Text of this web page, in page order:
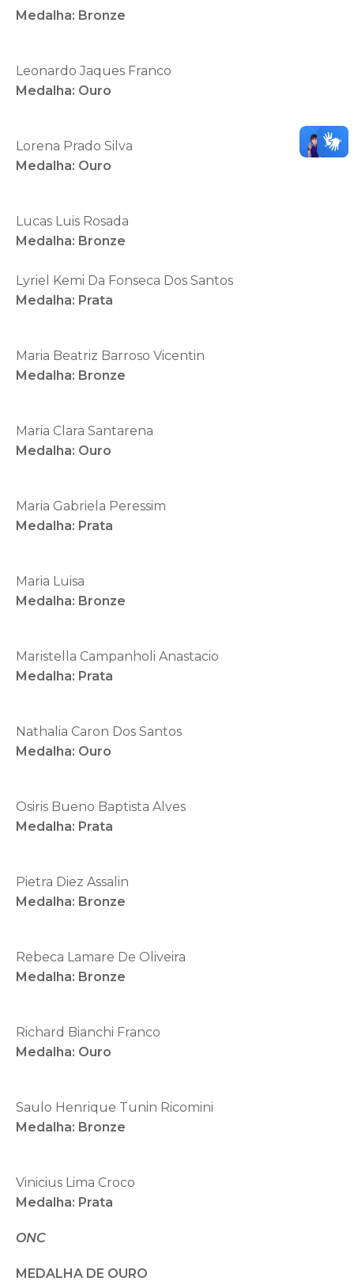
Medalha: Bronze
Leonardo Jaques Franco
Medalha: Ouro
Lorena Prado Silva
Medalha: Ouro
Lucas Luis Rosada
Medalha: Bronze
Lyriel Kemi Da Fonseca Dos Santos
Medalha: Prata
Maria Beatriz Barroso Vicentin
Medalha: Bronze
Maria Clara Santarena
Medalha: Ouro
Maria Gabriela Peressim
Medalha: Prata
Maria Luisa
Medalha: Bronze
Maristella Campanholi Anastacio
Medalha: Prata
Nathalia Caron Dos Santos
Medalha: Ouro
Osiris Bueno Baptista Alves
Medalha: Prata
Pietra Diez Assalin
Medalha: Bronze
Rebeca Lamare De Oliveira
Medalha: Bronze
Richard Bianchi Franco
Medalha: Ouro
Saulo Henrique Tunin Ricomini
Medalha: Bronze
Vinicius Lima Croco
Medalha: Prata
ONC
MEDALHA DE OURO